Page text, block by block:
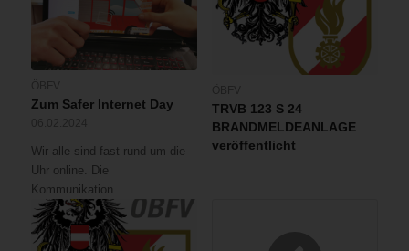
Zum Safer Internet Day
Wir alle sind fast rund um die
Uhr online. Die
Kommunikation…
TRVB 123 S 24
BRANDMELDEANLAGE
veröffentlicht